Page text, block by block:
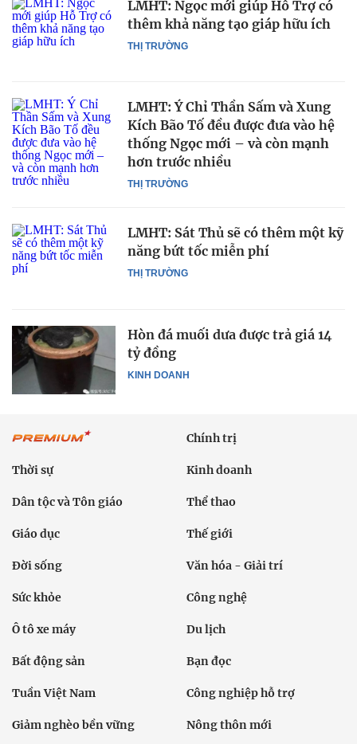
THỊ TRƯỜNG
LMHT: Ngọc mới giúp Hỗ Trợ có
thêm khả năng tạo giáp hữu ích
THỊ TRƯỜNG
LMHT: Ý Chỉ Thần Sấm và Xung
Kích Bão Tố đều được đưa vào hệ
thống Ngọc mới – và còn mạnh
hơn trước nhiều
THỊ TRƯỜNG
LMHT: Sát Thủ sẽ có thêm một kỹ
năng bứt tốc miễn phí
KINH DOANH
Hòn đá muối dưa được trả giá 14
tỷ đồng
Chính trị
Thời sự Kinh doanh
Dân tộc và Tôn giáo Thể thao
Giáo dục Thế giới
Đời sống Văn hóa - Giải trí
Sức khỏe Công nghệ
Ô tô xe máy Du lịch
Bất động sản Bạn đọc
Tuần Việt Nam Công nghiệp hỗ trợ
Giảm nghèo bền vững Nông thôn mới